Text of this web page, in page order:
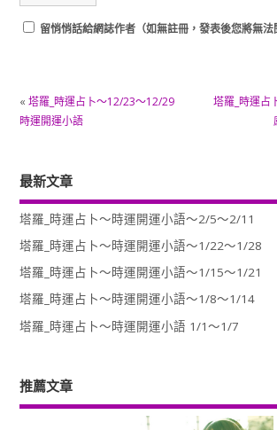
留悄悄話給網誌作者（如無註冊，發表後您將無法
« 塔羅_時運占卜～12/23～12/29
時運開運小語
塔羅_時運占
最新文章
塔羅_時運占卜～時運開運小語～2/5～2/11
塔羅_時運占卜～時運開運小語～1/22～1/28
塔羅_時運占卜～時運開運小語～1/15～1/21
塔羅_時運占卜～時運開運小語～1/8～1/14
塔羅_時運占卜～時運開運小語 1/1～1/7
推薦文章